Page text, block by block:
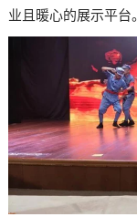
业且暖心的展示平台。